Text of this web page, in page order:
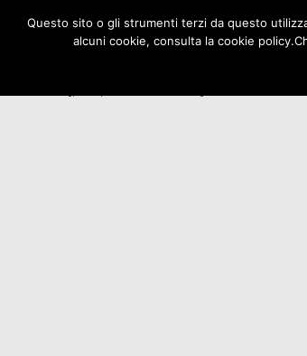
Questo sito o gli strumenti terzi da questo
alcuni cookie, consulta la cookie